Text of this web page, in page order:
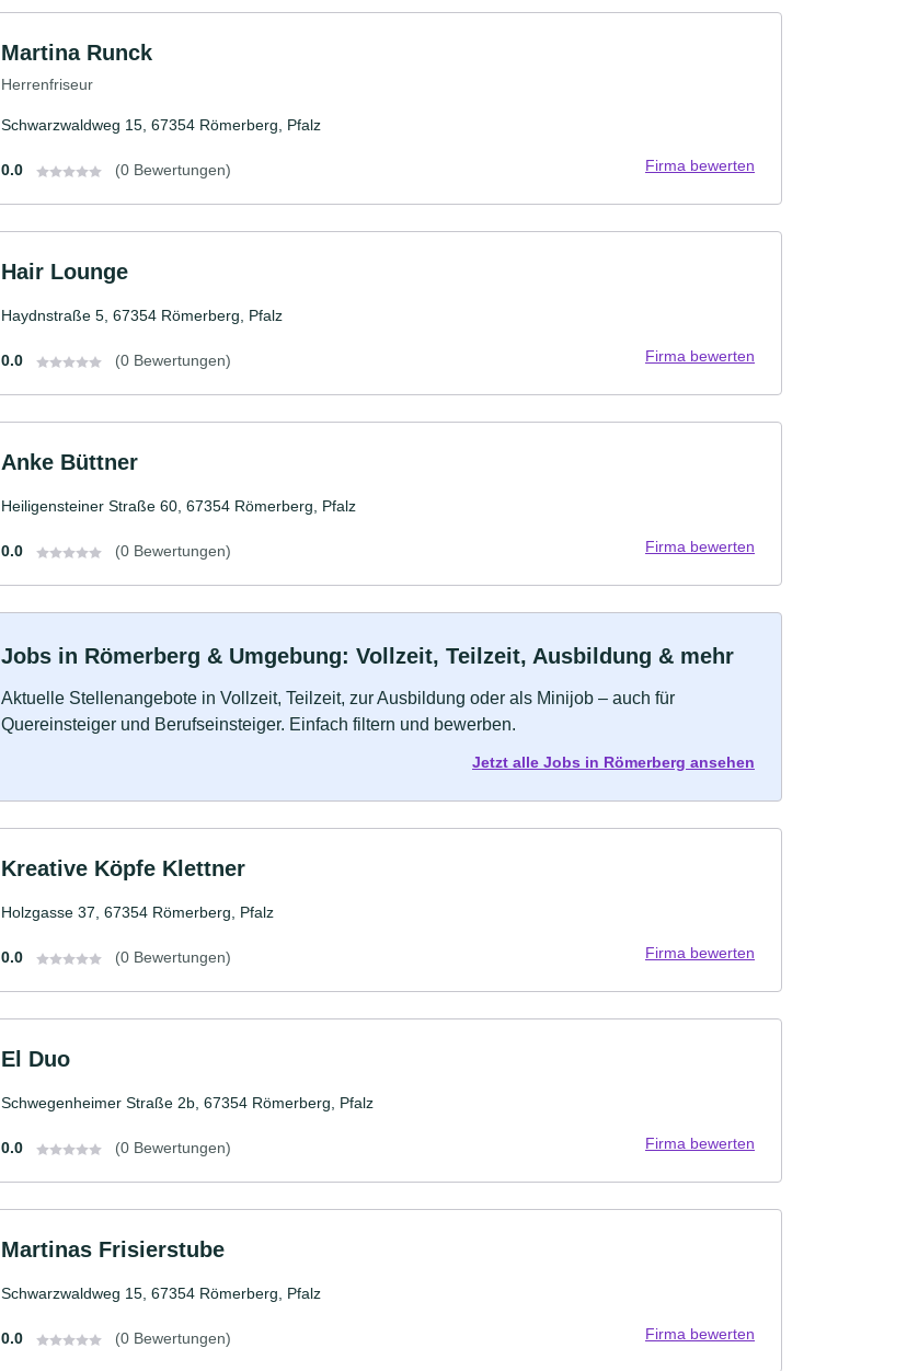
Martina Runck
Herrenfriseur
Schwarzwaldweg 15, 67354 Römerberg, Pfalz
0.0 (0 Bewertungen) Firma bewerten
Hair Lounge
Haydnstraße 5, 67354 Römerberg, Pfalz
0.0 (0 Bewertungen) Firma bewerten
Anke Büttner
Heiligensteiner Straße 60, 67354 Römerberg, Pfalz
0.0 (0 Bewertungen) Firma bewerten
Jobs in Römerberg & Umgebung: Vollzeit, Teilzeit, Ausbildung & mehr
Aktuelle Stellenangebote in Vollzeit, Teilzeit, zur Ausbildung oder als Minijob – auch für
Quereinsteiger und Berufseinsteiger. Einfach filtern und bewerben.
Jetzt alle Jobs in Römerberg ansehen
Kreative Köpfe Klettner
Holzgasse 37, 67354 Römerberg, Pfalz
0.0 (0 Bewertungen) Firma bewerten
El Duo
Schwegenheimer Straße 2b, 67354 Römerberg, Pfalz
0.0 (0 Bewertungen) Firma bewerten
Martinas Frisierstube
Schwarzwaldweg 15, 67354 Römerberg, Pfalz
0.0 (0 Bewertungen) Firma bewerten